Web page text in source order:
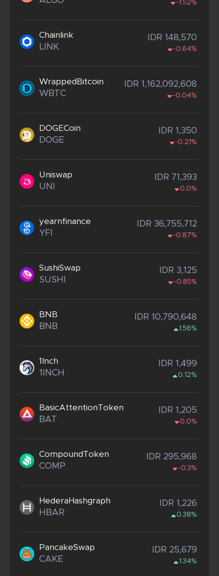
-1.52%
Chainlink
LINK
IDR 148,570
-0.64%
WrappedBitcoin
WBTC
IDR 1,162,092,608
-0.04%
DOGECoin
DOGE
IDR 1,350
-0.21%
Uniswap
UNI
IDR 71,393
0.0%
yearnfinance
YFI
IDR 36,755,712
-0.87%
SushiSwap
SUSHI
IDR 3,125
-0.85%
BNB
BNB
IDR 10,790,648
1.56%
1Inch
1INCH
IDR 1,499
0.12%
BasicAttentionToken
BAT
IDR 1,205
0.0%
CompoundToken
COMP
IDR 295,968
-0.3%
HederaHashgraph
HBAR
IDR 1,226
0.38%
PancakeSwap
CAKE
IDR 25,679
1.34%